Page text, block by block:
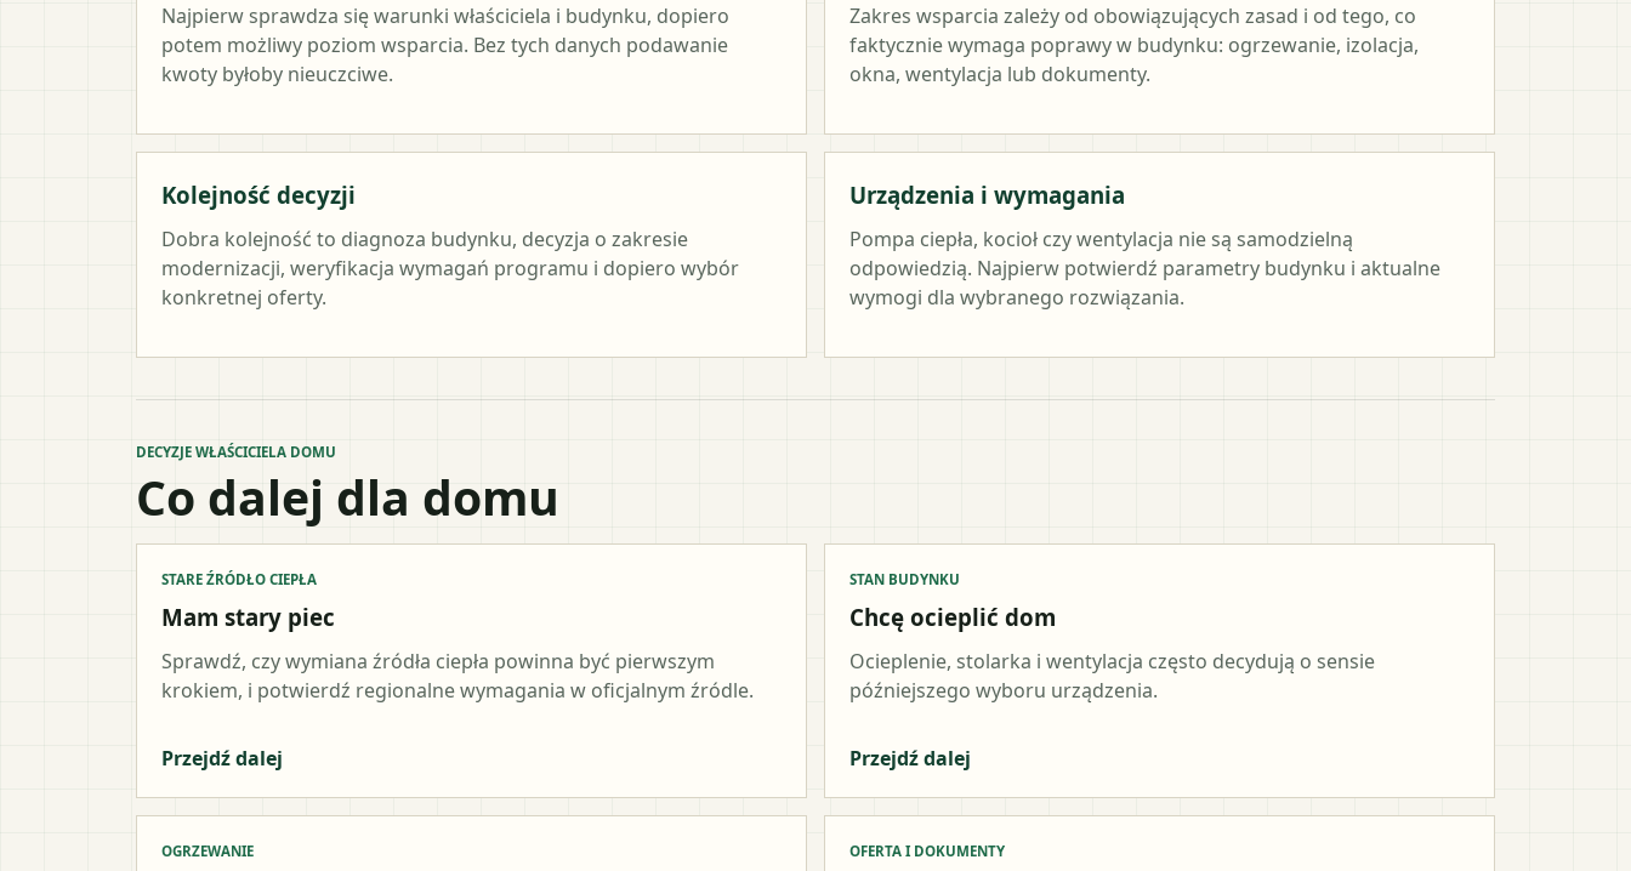
Najpierw sprawdza się warunki właściciela i budynku, dopiero
potem możliwy poziom wsparcia. Bez tych danych podawanie
kwoty byłoby nieuczciwe.
Zakres wsparcia zależy od obowiązujących zasad i od tego, co
faktycznie wymaga poprawy w budynku: ogrzewanie, izolacja,
okna, wentylacja lub dokumenty.
Kolejność decyzji
Dobra kolejność to diagnoza budynku, decyzja o zakresie
modernizacji, weryfikacja wymagań programu i dopiero wybór
konkretnej oferty.
Urządzenia i wymagania
Pompa ciepła, kocioł czy wentylacja nie są samodzielną
odpowiedzią. Najpierw potwierdź parametry budynku i aktualne
wymogi dla wybranego rozwiązania.
DECYZJE WŁAŚCICIELA DOMU
Co dalej dla domu
STARE ŹRÓDŁO CIEPŁA
Mam stary piec
Sprawdź, czy wymiana źródła ciepła powinna być pierwszym
krokiem, i potwierdź regionalne wymagania w oficjalnym źródle.
Przejdź dalej
STAN BUDYNKU
Chcę ocieplić dom
Ocieplenie, stolarka i wentylacja często decydują o sensie
późniejszego wyboru urządzenia.
Przejdź dalej
OGRZEWANIE OFERTA I DOKUMENTY